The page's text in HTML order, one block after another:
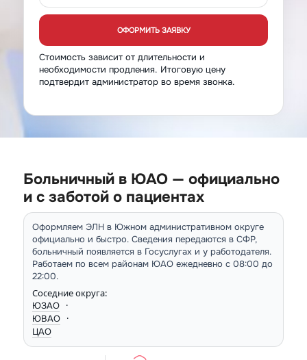
ОФОРМИТЬ ЗАЯВКУ
Стоимость зависит от длительности и
необходимости продления. Итоговую цену
подтвердит администратор во время звонка.
Больничный в ЮАО — официально
и с заботой о пациентах
Оформляем ЭЛН в Южном административном округе
официально и быстро. Сведения передаются в СФР,
больничный появляется в Госуслугах и у работодателя.
Работаем по всем районам ЮАО ежедневно с 08:00 до
22:00.
Соседние округа:
ЮЗАО ·
ЮВАО ·
ЦАО